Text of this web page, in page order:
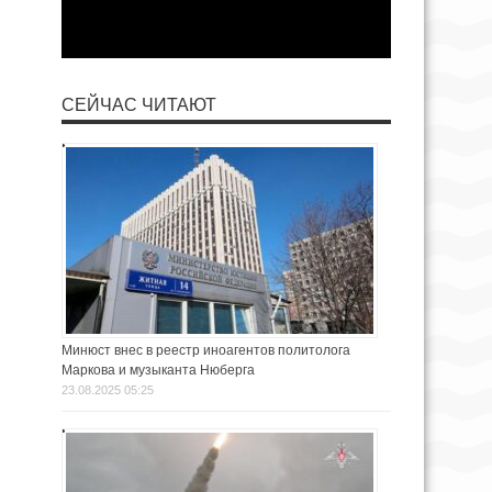
СЕЙЧАС ЧИТАЮТ
Минюст внес в реестр иноагентов политолога
Маркова и музыканта Нюберга
23.08.2025 05:25